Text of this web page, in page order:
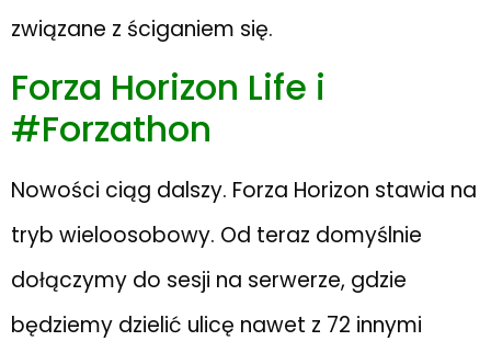
związane z ściganiem się.
Forza Horizon Life i
#Forzathon
Nowości ciąg dalszy. Forza Horizon stawia na
tryb wieloosobowy. Od teraz domyślnie
dołączymy do sesji na serwerze, gdzie
będziemy dzielić ulicę nawet z 72 innymi